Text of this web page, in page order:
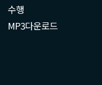
수행
MP3다운로드